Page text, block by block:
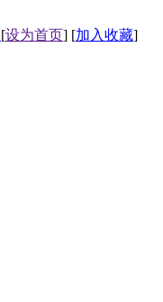
[设为首页] [加入收藏]